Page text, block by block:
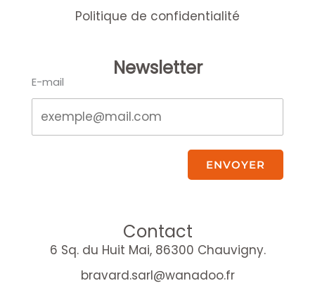
Politique de confidentialité
Newsletter
E-mail
ENVOYER
Contact
6 Sq. du Huit Mai, 86300 Chauvigny.
bravard.sarl@wanadoo.fr